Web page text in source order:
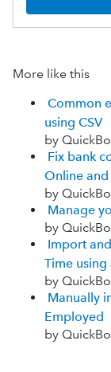
More like this
Common
using CSV
by
Fix bank
Online and
by
Manage
by
Import
Time using
by
Manually
Employed
by